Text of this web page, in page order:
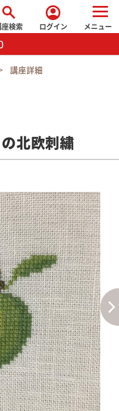
search
座検索
account_circle
ログイン メニュー
講座詳細
の北欧刺繍